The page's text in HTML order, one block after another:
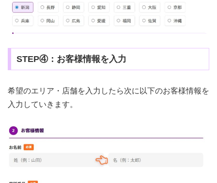
STEP④：お客様情報を入力
希望のエリア・店舗を入力したら次に以下のお客様情報を
入力していきます。